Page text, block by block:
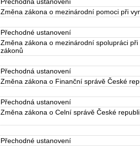
Změna zákona o mezinárodní pomoci při
Přechodné ustanovení
Změna zákona o mezinárodní spolupráci
zákonů
Přechodná ustanovení
Změna zákona o Finanční správě České
Přechodná ustanovení
Změna zákona o Celní správě České
Přechodné ustanovení